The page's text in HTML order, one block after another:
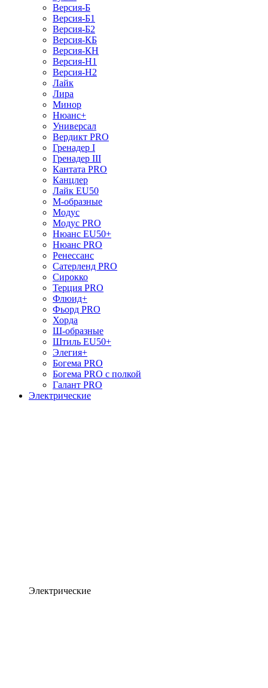
Версия-Б
Версия-Б1
Версия-Б2
Версия-КБ
Версия-КН
Версия-Н1
Версия-Н2
Лайк
Лира
Минор
Нюанс+
Универсал
Вердикт PRO
Гренадер I
Гренадер III
Кантата PRO
Канцлер
Лайк EU50
М-образные
Модус
Модус PRO
Нюанс EU50+
Нюанс PRO
Ренессанс
Сатерленд PRO
Сирокко
Терция PRO
Флюид+
Фьорд PRO
Хорда
Ш-образные
Штиль EU50+
Элегия+
Богема PRO
Богема PRO с полкой
Галант PRO
Электрические
Электрические